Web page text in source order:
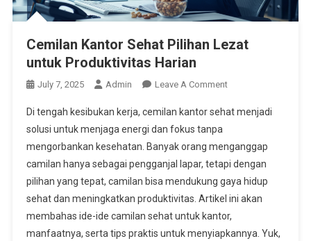
Cemilan Kantor Sehat Pilihan Lezat
untuk Produktivitas Harian
July 7, 2025 Admin Leave A CommentOn
Kantor
Pilihan
Lezat
Untuk
Produktivitas
Di tengah kesibukan kerja, cemilan kantor sehat menjadi
solusi untuk menjaga energi dan fokus tanpa
mengorbankan kesehatan. Banyak orang menganggap
camilan hanya sebagai pengganjal lapar, tetapi dengan
pilihan yang tepat, camilan bisa mendukung gaya hidup
sehat dan meningkatkan produktivitas. Artikel ini akan
membahas ide-ide camilan sehat untuk kantor,
manfaatnya, serta tips praktis untuk menyiapkannya. Yuk,